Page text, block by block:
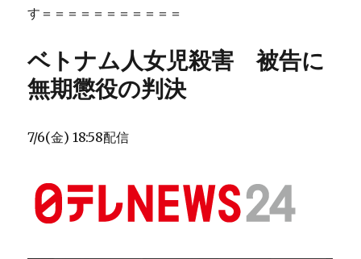
す＝＝＝＝＝＝＝＝＝＝＝
ベトナム人女児殺害 被告に
無期懲役の判決
7/6(金) 18:58配信